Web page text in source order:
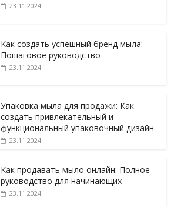
23.11.2024
Как создать успешный бренд мыла:
Пошаговое руководство
23.11.2024
Упаковка мыла для продажи: Как
создать привлекательный и
функциональный упаковочный дизайн
23.11.2024
Как продавать мыло онлайн: Полное
руководство для начинающих
23.11.2024